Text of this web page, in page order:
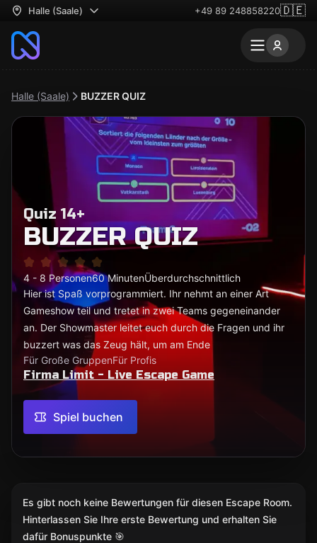
Halle (Saale) +49 89 248858220🇩🇪
Halle (Saale) BUZZER QUIZ
Quiz 14+
BUZZER QUIZ
4 - 8 Personen60 MinutenÜberdurchschnittlich
Hier ist Spaß vorprogrammiert. Ihr nehmt an einer Art
Gameshow teil und tretet in zwei Teams gegeneinander
an. Der Showmaster leitet euch durch die Fragen und ihr
buzzert was das Zeug hält, um am Ende
Für Große GruppenFür Profis
Firma Limit - Live Escape Game
Spiel buchen
Es gibt noch keine Bewertungen für diesen Escape Room.
Hinterlassen Sie Ihre erste Bewertung und erhalten Sie
dafür Bonuspunkte 🎯